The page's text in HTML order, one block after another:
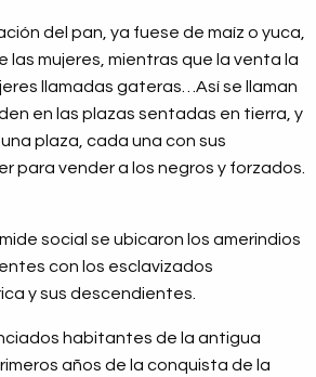
del pan, ya fuese de maíz o yuca,
las mujeres, mientras que la venta la
llamadas gateras…Así se llaman
en las plazas sentadas en tierra, y
plaza, cada una con sus
para vender a los negros y forzados.
social se ubicaron los amerindios
con los esclavizados
y sus descendientes.
habitantes de la antigua
años de la conquista de la